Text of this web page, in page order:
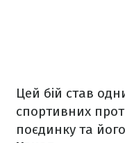
Цей бій став
спортивних
поєдинку та